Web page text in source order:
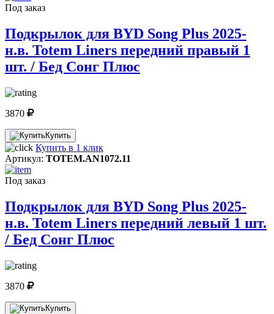
Под заказ
Подкрылок для BYD Song Plus 2025-
н.в. Totem Liners передний правый 1
шт. / Бед Сонг Плюс
3870
Купить
Купить в 1 клик
Артикул: TOTEM.AN1072.11
Под заказ
Подкрылок для BYD Song Plus 2025-
н.в. Totem Liners передний левый 1 шт.
/ Бед Сонг Плюс
3870
Купить